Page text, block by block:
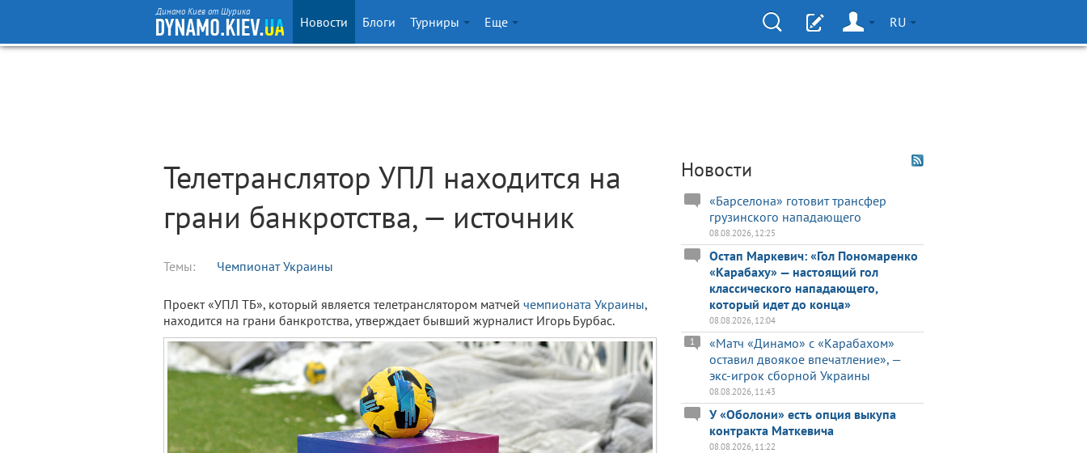
Динамо Киев от Шурика
Новости Блоги Турниры Еще RU
Телетранслятор УПЛ находится на
грани банкротства, — источник
Темы: Чемпионат Украины
Проект «УПЛ ТБ», который является телетранслятором матчей чемпионата Украины,
находится на грани банкротства, утверждает бывший журналист Игорь Бурбас.
Новости
«Барселона» готовит трансфер
грузинского нападающего
08.08.2026, 12:25
Остап Маркевич: «Гол Пономаренко
«Карабаху» — настоящий гол
классического нападающего,
который идет до конца»
08.08.2026, 12:04
«Матч «Динамо» с «Карабахом»
оставил двоякое впечатление», —
экс-игрок сборной Украины
1
08.08.2026, 11:43
У «Оболони» есть опция выкупа
контракта Маткевича
08.08.2026, 11:22